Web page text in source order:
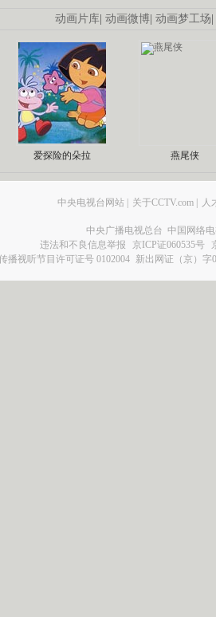
动画片库| 动画微博| 动画梦工场|
爱探险的朵拉 燕尾侠
中央电视台网站 | 关于CCTV.com | 人
中央广播电视总台 中国网络
违法和不良信息举报
京ICP证060535号
播视听节目许可证号 0102004 新出网证（京）